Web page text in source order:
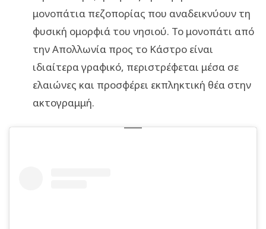
μονοπάτια πεζοπορίας που αναδεικνύουν τη
φυσική ομορφιά του νησιού. Το μονοπάτι από
την Απολλωνία προς το Κάστρο είναι
ιδιαίτερα γραφικό, περιστρέφεται μέσα σε
ελαιώνες και προσφέρει εκπληκτική θέα στην
ακτογραμμή.